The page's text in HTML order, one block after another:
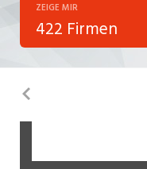
ZEIGE MIR
422 Firmen